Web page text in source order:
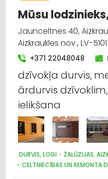
Mūsu
Jaunceltnes 40,
Aizkraukles nov., LV-5101
+371 22048048
dzīvokļa durvis,
ārdurvis
ielikšana
DURVIS, LOGI
ŽALŪZIJAS,
CELTNIECĪBAS UN REMONTA